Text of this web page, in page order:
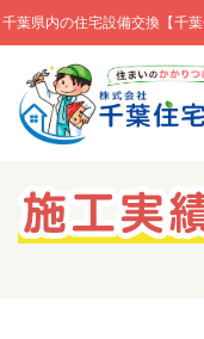
千葉県内の住宅設備交換【千
このページの本文へ移動
キャンペーン一覧